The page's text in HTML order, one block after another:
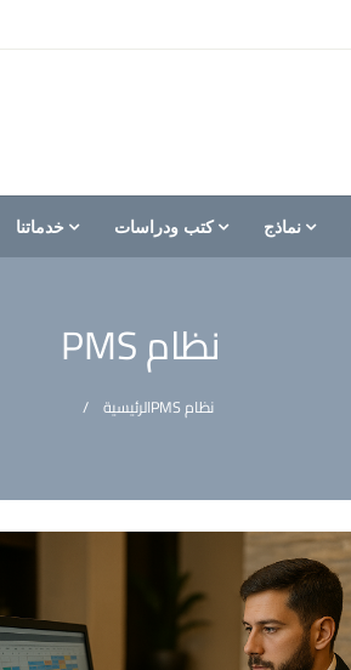
نماذج كتب ودراسات خدماتنا
نظام PMS
الرئيسية نظام PMS